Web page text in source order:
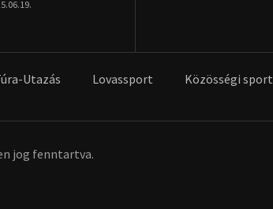
Utazás Lovassport Közösségi sport
jog fenntartva.